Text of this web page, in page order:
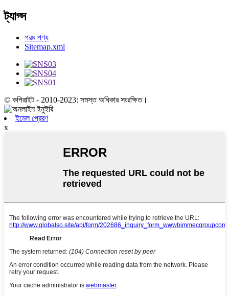
ট্যাগ্স
গরম পণ্য
Sitemap.xml
© কপিরাইট - 2010-2023: সমস্ত অধিকার সংরক্ষিত।
ইমেল প্রেরণ
x